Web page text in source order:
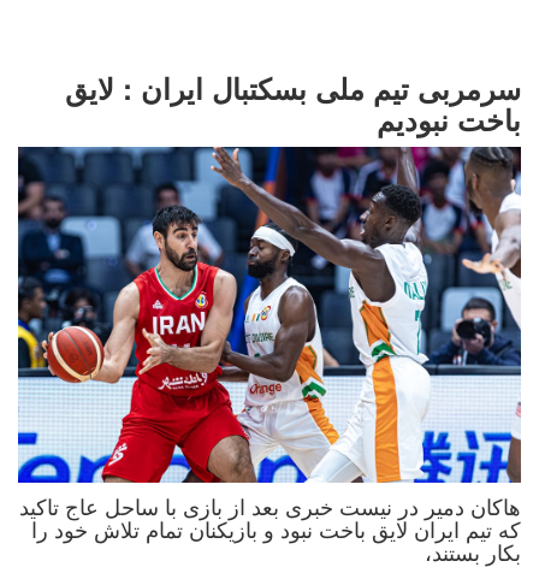
سرمربی تیم ملی بسکتبال ایران : لایق
باخت نبودیم
هاکان دمیر در نیست خبری بعد از بازی با ساحل عاج تاکید
که تیم ایران لایق باخت نبود و بازیکنان تمام تلاش خود را
بکار بستند،